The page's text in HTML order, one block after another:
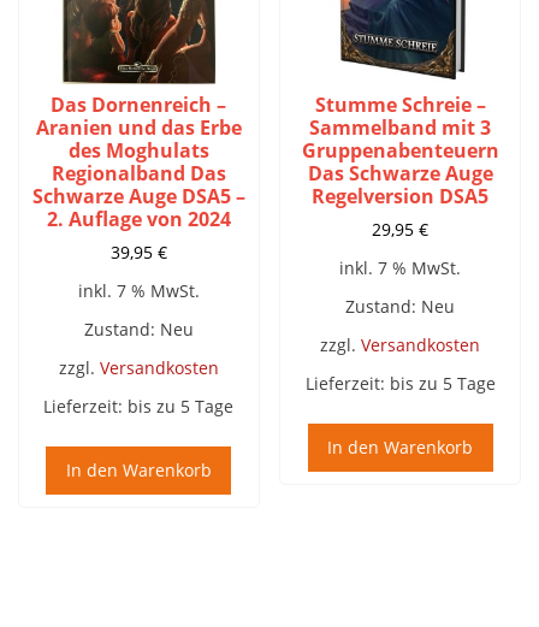
Das Dornenreich –
Aranien und das Erbe
des Moghulats
Regionalband Das
Schwarze Auge DSA5 –
2. Auflage von 2024
39,95 €
inkl. 7 % MwSt.
Zustand: Neu
zzgl. Versandkosten
Lieferzeit: bis zu 5 Tage
In den Warenkorb
Stumme Schreie –
Sammelband mit 3
Gruppenabenteuern
Das Schwarze Auge
Regelversion DSA5
29,95€
inkl. 7 % MwSt.
Zustand: Neu
zzgl.Versandkosten
Lieferzeit: bis zu 5 Tage
In den Warenkorb